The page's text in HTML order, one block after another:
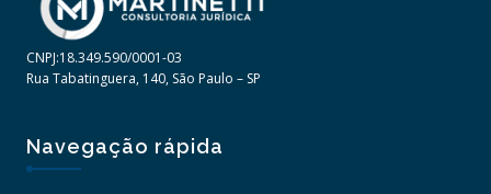
CNPJ:18.349.590/0001-03
Rua Tabatinguera, 140, São Paulo – SP
Navegação rápida